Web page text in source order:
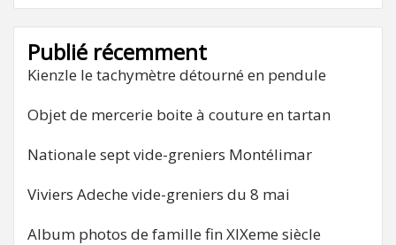
Publié récemment
Kienzle le tachymètre détourné en pendule
Objet de mercerie boite à couture en tartan
Nationale sept vide-greniers Montélimar
Viviers Adeche vide-greniers du 8 mai
Album photos de famille fin XIXeme siècle